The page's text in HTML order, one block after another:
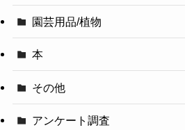
園芸用品/植物
本
その他
アンケート調査